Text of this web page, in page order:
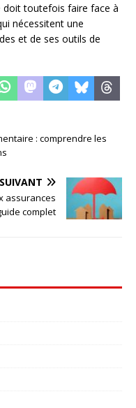
doit toutefois faire face à
nécessitent une
et de ses outils de
: comprendre les
SUIVANT
assurances
complet